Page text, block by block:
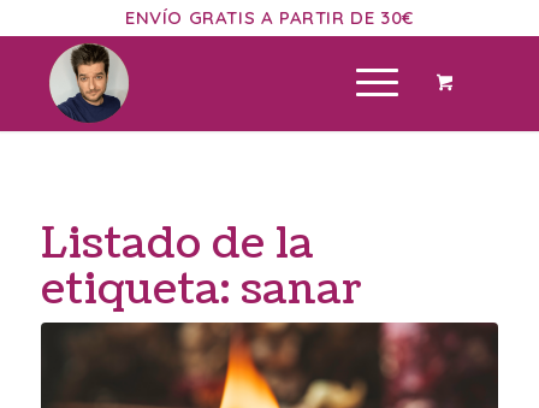
ENVÍO GRATIS A PARTIR DE 30€
Listado de la
etiqueta: sanar